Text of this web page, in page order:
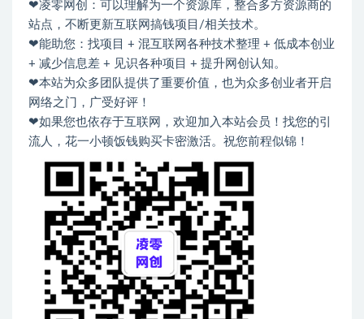
❤凌零网创：可以理解为一个资源库，整合多方资源商的
站点，不断更新互联网搞钱项目/相关技术。
❤能助您：找项目 + 混互联网各种技术整理 + 低成本创业
+ 减少信息差 + 见识各种项目 + 提升网创认知。
❤本站为众多团队提供了重要价值，也为众多创业者开启
网络之门，广受好评！
❤如果您也依存于互联网，欢迎加入本站会员！找您的引
流人，花一小顿饭钱购买卡密激活。祝您前程似锦！